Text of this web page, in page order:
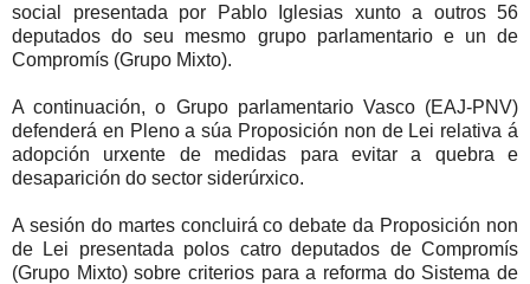
social presentada por Pablo Iglesias xunto a outros 56
deputados do seu mesmo grupo parlamentario e un de
Compromís (Grupo Mixto).
A continuación, o Grupo parlamentario Vasco (EAJ-PNV)
defenderá en Pleno a súa Proposición non de Lei relativa á
adopción urxente de medidas para evitar a quebra e
desaparición do sector siderúrxico.
A sesión do martes concluirá co debate da Proposición non
de Lei presentada polos catro deputados de Compromís
(Grupo Mixto) sobre criterios para a reforma do Sistema de